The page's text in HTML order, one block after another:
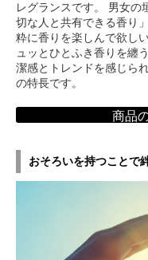
レグランスです。 男女の
切な人と共有できる香り
粋に香りを楽しんで欲し
ュッとひとふき香りを纏
潔感とトレンドを感じら
の特長です。
商品
おそろいを持つことで